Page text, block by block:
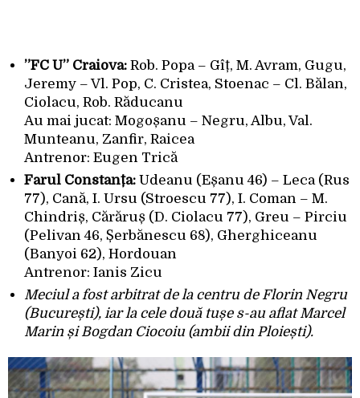
”FC U” Craiova: Rob. Popa – Gîț, M. Avram, Gugu,
Jeremy – Vl. Pop, C. Cristea, Stoenac – Cl. Bălan,
Ciolacu, Rob. Răducanu
Au mai jucat: Mogoșanu – Negru, Albu, Val.
Munteanu, Zanfir, Raicea
Antrenor: Eugen Trică
Farul Constanța: Udeanu (Eșanu 46) – Leca (Rus
77), Cană, I. Ursu (Stroescu 77), I. Coman – M.
Chindriș, Cărăruș (D. Ciolacu 77), Greu – Pirciu
(Pelivan 46, Șerbănescu 68), Gherghiceanu
(Banyoi 62), Hordouan
Antrenor: Ianis Zicu
Meciul a fost arbitrat de la centru de Florin Negru
(București), iar la cele două tușe s-au aflat Marcel
Marin și Bogdan Ciocoiu (ambii din Ploiești).